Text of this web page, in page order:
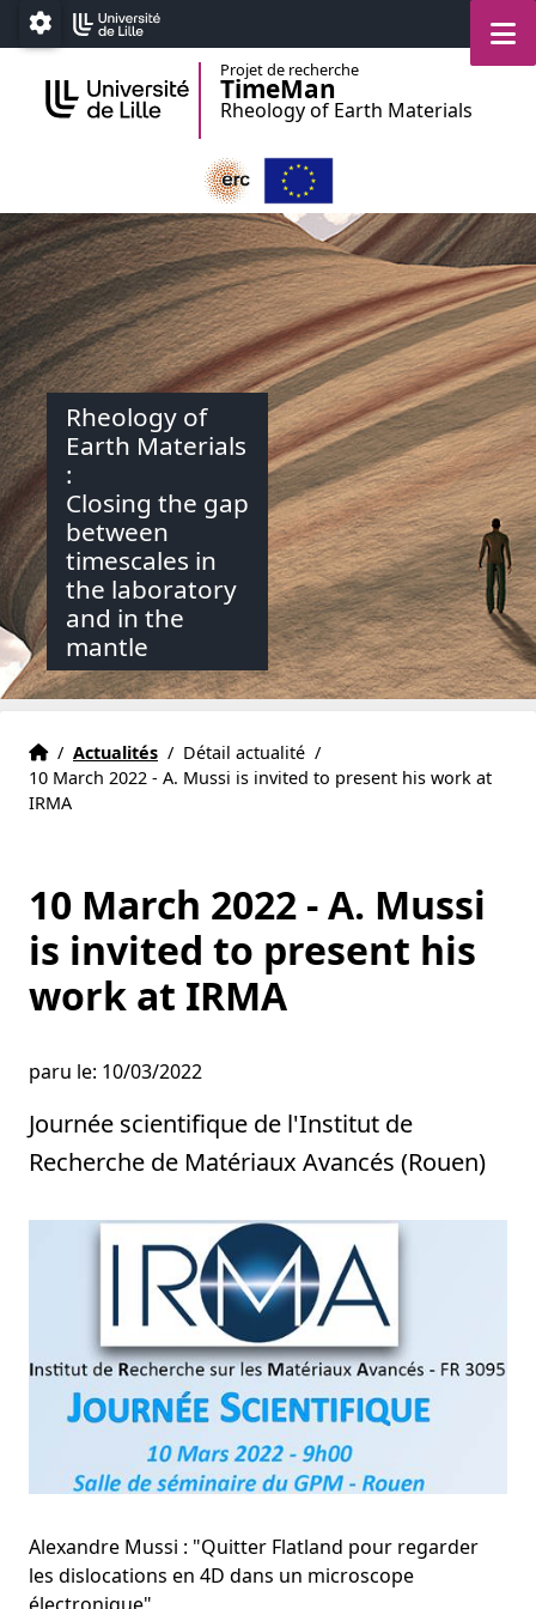
Accéder au menu principal
Accéder au contenu
Paramétrage
Projet de recherche
TimeMan
Rheology of Earth Materials
Rheology of
Earth Materials
:
Closing the gap
between
timescales in
the laboratory
and in the
mantle
Accueil
Accueil
/ Actualités / Détail actualité /
10 March 2022 - A. Mussi is invited to present his work at
IRMA
10 March 2022 - A. Mussi
is invited to present his
work at IRMA
paru le: 10/03/2022
Journée scientifique de l'Institut de
Recherche de Matériaux Avancés (Rouen)
Alexandre Mussi : "Quitter Flatland pour regarder
les dislocations en 4D dans un microscope